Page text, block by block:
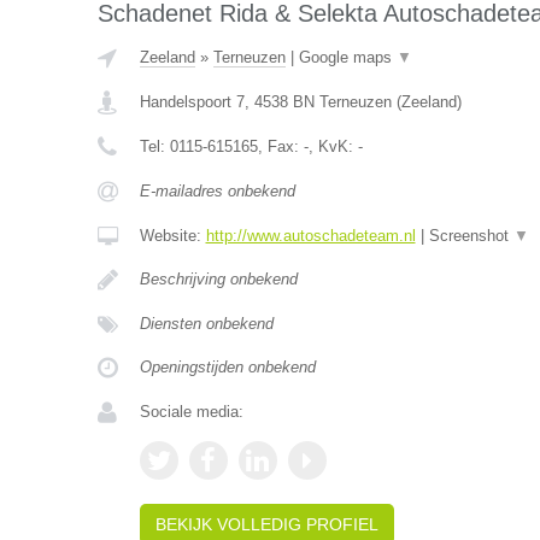
Schadenet Rida & Selekta
Zeeland » Terneuzen| Google maps ▼
Handelspoort 7, 4538 BN Terneuzen(Zeeland)
Tel: 0115-615165, Fax: -, KvK: -
E-mailadres onbekend
Website: http://www.autoschadeteam.nl Screenshot ▼
Beschrijving onbekend
Diensten onbekend
Openingstijden onbekend
Sociale media:
BEKIJK VOLLEDIG PROFIEL